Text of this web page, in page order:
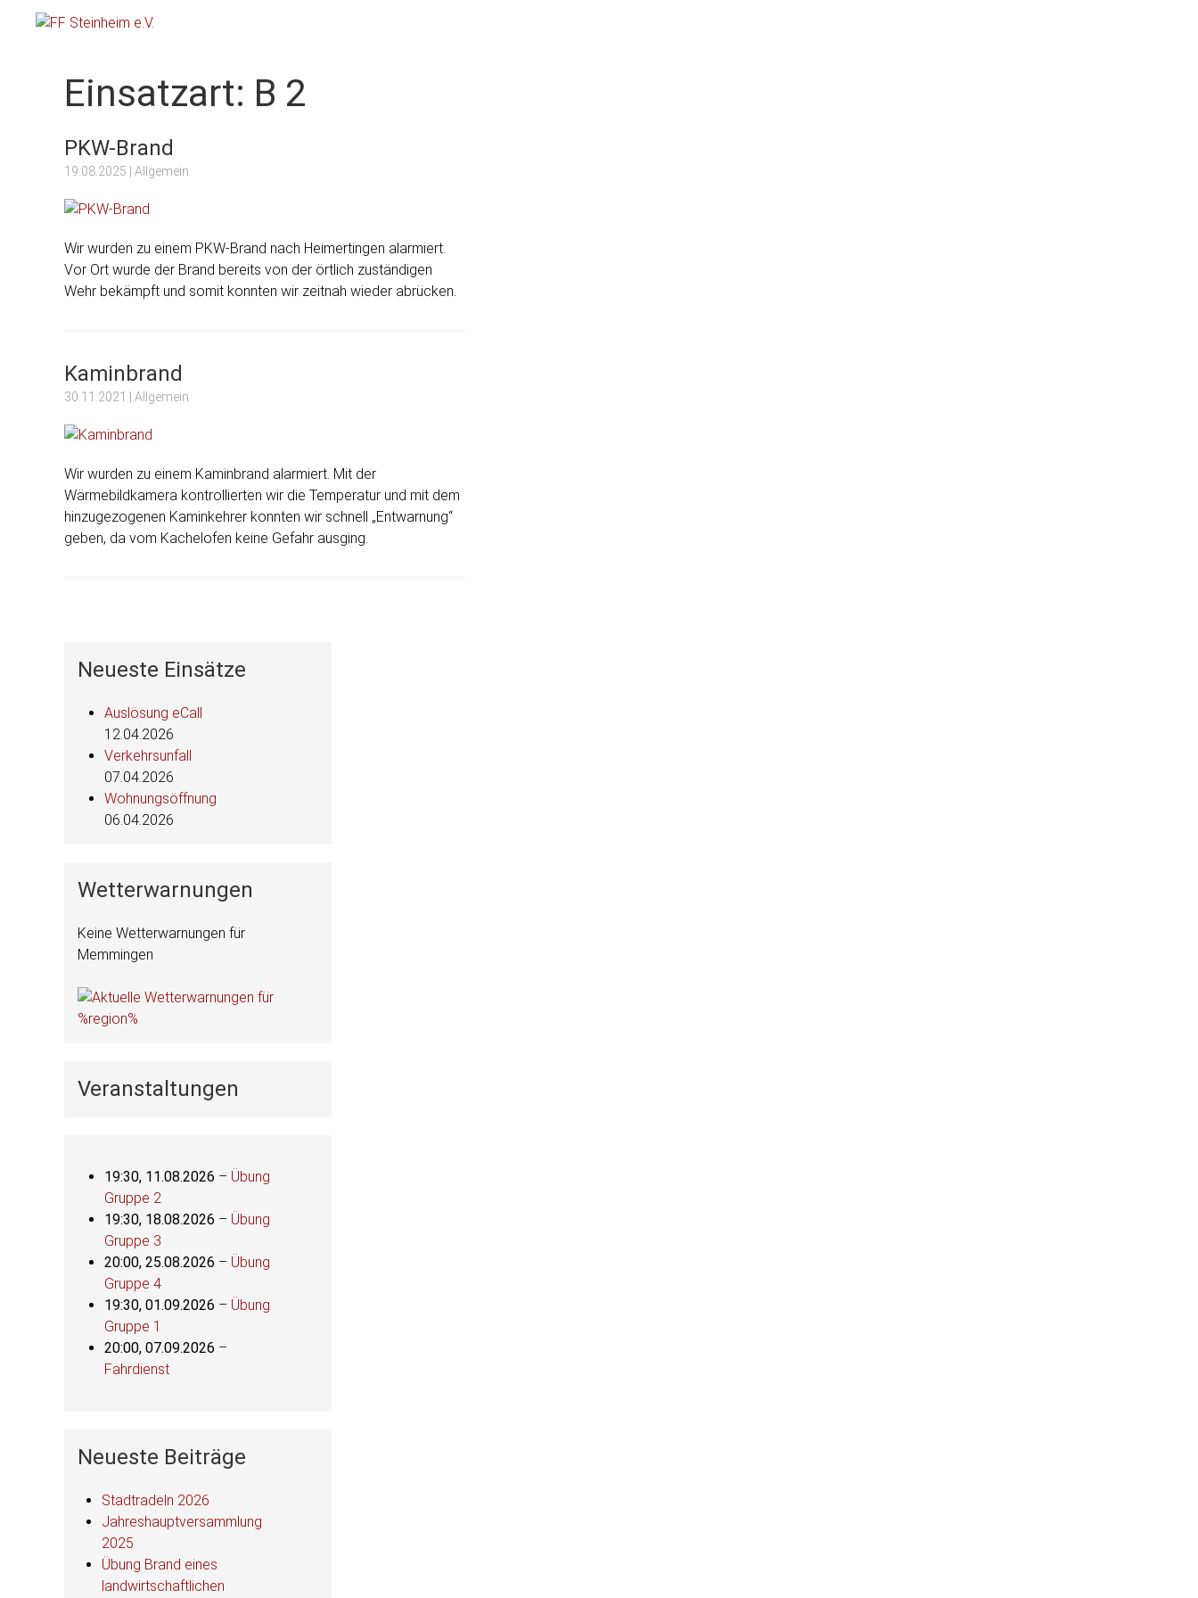
Einsatzart: B 2
PKW-Brand
19.08.2025 | Allgemein
Wir wurden zu einem PKW-Brand nach Heimertingen alarmiert.
Vor Ort wurde der Brand bereits von der örtlich zuständigen
Wehr bekämpft und somit konnten wir zeitnah wieder abrücken.
Kaminbrand
30.11.2021 | Allgemein
Wir wurden zu einem Kaminbrand alarmiert. Mit der
Wärmebildkamera kontrollierten wir die Temperatur und mit dem
hinzugezogenen Kaminkehrer konnten wir schnell „Entwarnung“
geben, da vom Kachelofen keine Gefahr ausging.
Neueste Einsätze
Auslösung eCall
12.04.2026
Verkehrsunfall
07.04.2026
Wohnungsöffnung
06.04.2026
Wetterwarnungen
Keine Wetterwarnungen für
Memmingen
Veranstaltungen
19:30, 11.08.2026 – Übung
Gruppe 2
19:30, 18.08.2026 – Übung
Gruppe 3
20:00, 25.08.2026 – Übung
Gruppe 4
19:30, 01.09.2026 – Übung
Gruppe 1
20:00, 07.09.2026 –
Fahrdienst
Neueste Beiträge
Stadtradeln 2026
Jahreshauptversammlung
2025
Übung Brand eines
landwirtschaftlichen